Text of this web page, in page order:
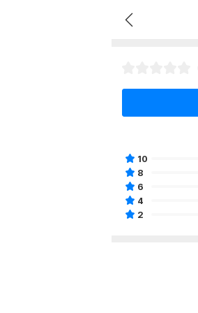
10
8
6
4
2